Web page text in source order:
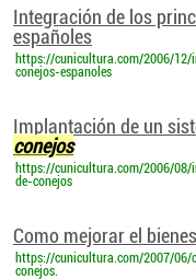
Integración de los
españoles
https://cunicultura.com/2006/
conejos-espanoles
Implantación de un
conejos
https://cunicultura.com/2006/
de-conejos
Como mejorar el
https://cunicultura.com/2007/
conejos.